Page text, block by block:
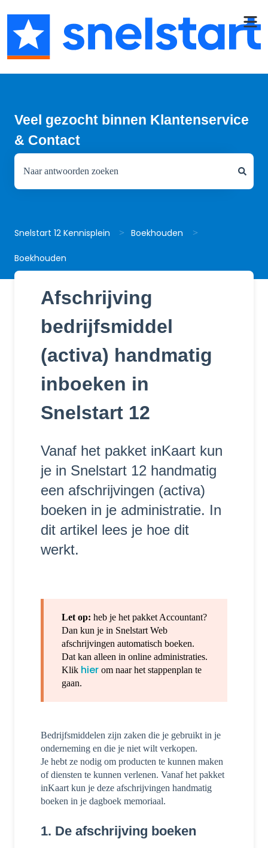
Veel gezocht binnen Klantenservice
& Contact
Snelstart 12 Kennisplein Boekhouden
Boekhouden
Afschrijving
bedrijfsmiddel
(activa) handmatig
inboeken in
Snelstart 12
Vanaf het pakket inKaart kun
je in Snelstart 12 handmatig
een afschrijvingen (activa)
boeken in je administratie. In
dit artikel lees je hoe dit
werkt.
Let op: heb je het pakket Accountant?
Dan kun je in Snelstart Web
afschrijvingen automatisch boeken.
Dat kan alleen in online administraties.
Klik hier om naar het stappenplan te
gaan.
Bedrijfsmiddelen zijn zaken die je gebruikt in je
onderneming en die je niet wilt verkopen.
Je hebt ze nodig om producten te kunnen maken
of diensten te kunnen verlenen. Vanaf het pakket
inKaart kun je deze afschrijvingen handmatig
boeken in je dagboek memoriaal.
1. De afschrijving boeken